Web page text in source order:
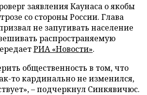
заявления Каунаса о якобы
со стороны России. Глава
не запугивать население
распространяемую
РИА «Новости».
общественность в том, что
то кардинально не изменился,
– подчеркнул Синкявичюс.